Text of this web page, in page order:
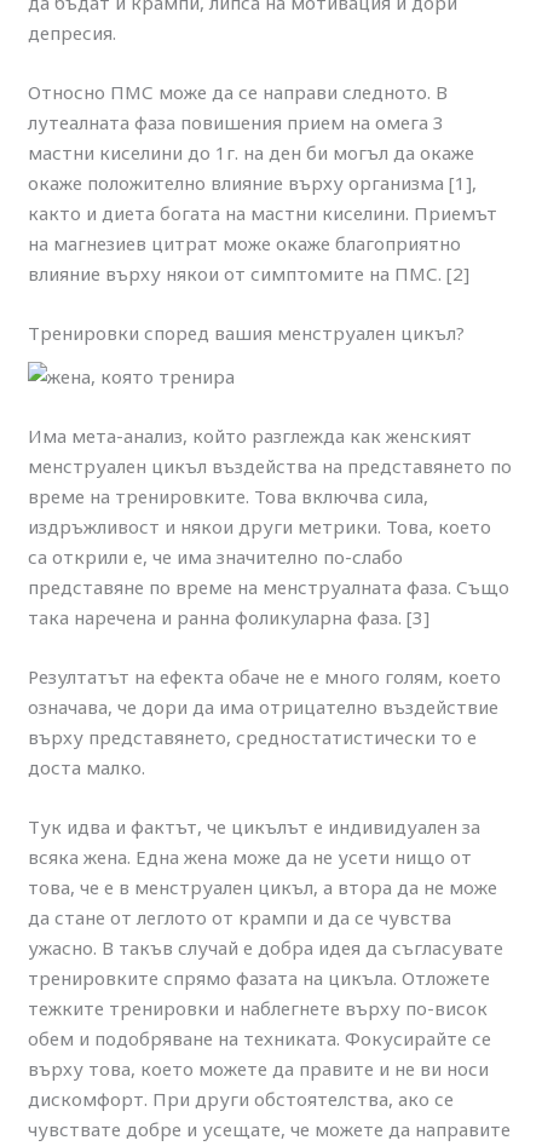
депресия.
Относно ПМС може да се направи следното. В
лутеалната фаза повишения прием на омега 3
мастни киселини до 1г. на ден би могъл да окаже
окаже положително влияние върху организма [1],
както и диета богата на мастни киселини. Приемът
на магнезиев цитрат може окаже благоприятно
влияние върху някои от симптомите на ПМС. [2]
Тренировки според вашия менструален цикъл?
Има мета-анализ, който разглежда как женският
менструален цикъл въздейства на представянето по
време на тренировките. Това включва сила,
издръжливост и някои други метрики. Това, което
са открили е, че има значително по-слабо
представяне по време на менструалната фаза. Също
така наречена и ранна фоликуларна фаза. [3]
Резултатът на ефекта обаче не е много голям, което
означава, че дори да има отрицателно въздействие
върху представянето, средностатистически то е
доста малко.
Тук идва и фактът, че цикълът е индивидуален за
всяка жена. Една жена може да не усети нищо от
това, че е в менструален цикъл, а втора да не може
да стане от леглото от крампи и да се чувства
ужасно. В такъв случай е добра идея да съгласувате
тренировките спрямо фазата на цикъла. Отложете
тежките тренировки и наблегнете върху по-висок
обем и подобряване на техниката. Фокусирайте се
върху това, което можете да правите и не ви носи
дискомфорт. При други обстоятелства, ако се
чувствате добре и усещате, че можете да направите